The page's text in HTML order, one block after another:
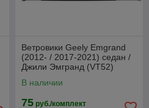
Ветровики Geely Emgrand
(2012- / 2017-2021) седан /
Джили Эмгранд (VT52)
В наличии
75 руб./комплект